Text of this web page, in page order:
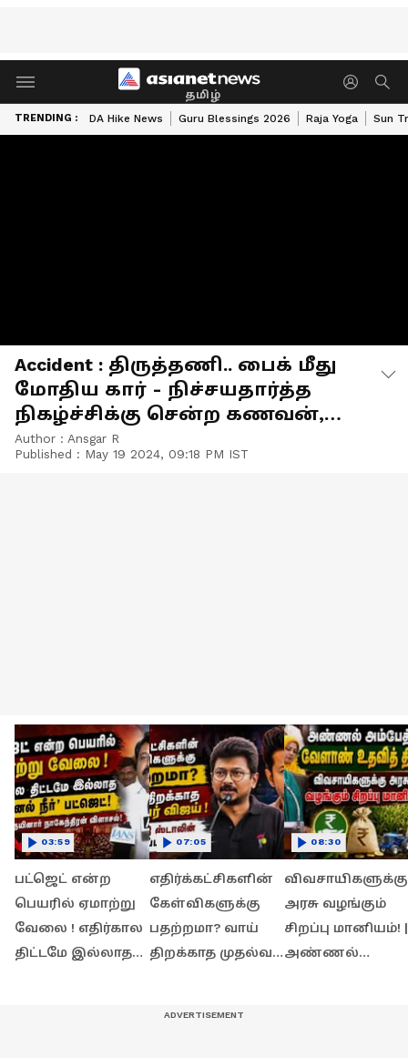
தமிழ்
TRENDING : DA Hike News Guru Blessings 2026 Raja Yoga Sun
Accident : திருத்தணி.. பைக் மீது
மோதிய கார் - நிச்சயதார்த்த
நிகழ்ச்சிக்கு சென்ற கணவன்,
மனைவி பலியான கொடூரம்!
Author : Ansgar R
Published : May 19 2024, 09:18 PM IST
பட்ஜெட் என்ற
பெயரில் ஏமாற்று
வேலை ! எதிர்கால
திட்டமே இல்லாத
03:59
எதிர்க்கட்சிகளின்
கேள்விகளுக்கு
பதற்றமா? வாய்
திறக்காத முதல்வர்
07:05
விவசாயிகளுக்கு
அரசு வழங்கும்
சிறப்பு மானியம்! |
அண்ணல்
08:30